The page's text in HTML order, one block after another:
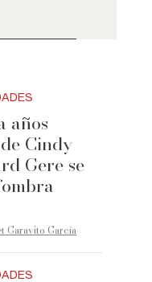
años
Cindy
Gere se
Garavito García